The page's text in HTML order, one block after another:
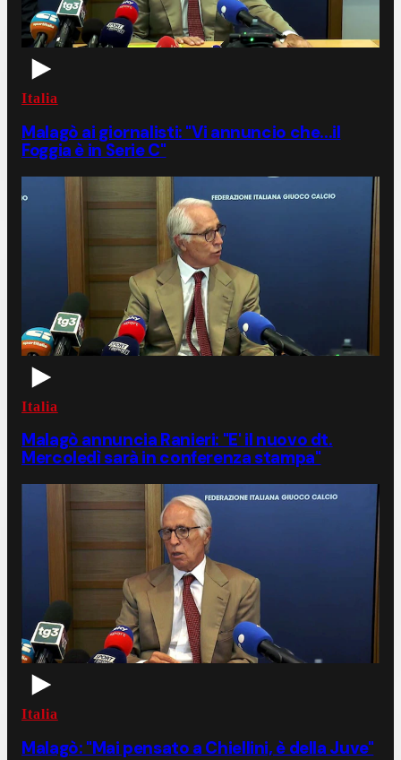
Italia
Malagò ai giornalisti: "Vi annuncio che...il
Foggia è in Serie C"
Italia
Malagò annuncia Ranieri: "E' il nuovo dt.
Mercoledì sarà in conferenza stampa"
Italia
Malagò: "Mai pensato a Chiellini, è della Juve"